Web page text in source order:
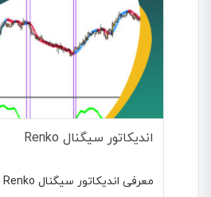
اندیکاتور سیگنال Renko